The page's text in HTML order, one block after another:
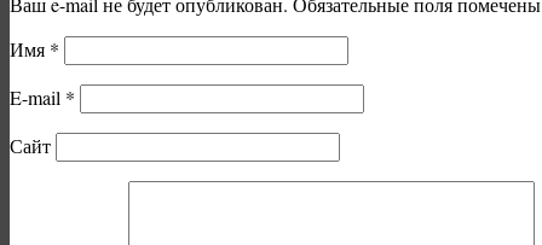
Имя *
E-mail *
Сайт